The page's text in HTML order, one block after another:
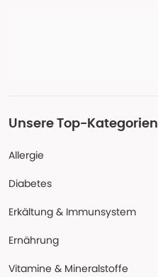
Unsere Top-Kategorien
Allergie
Diabetes
Erkältung & Immunsystem
Ernährung
Vitamine & Mineralstoffe